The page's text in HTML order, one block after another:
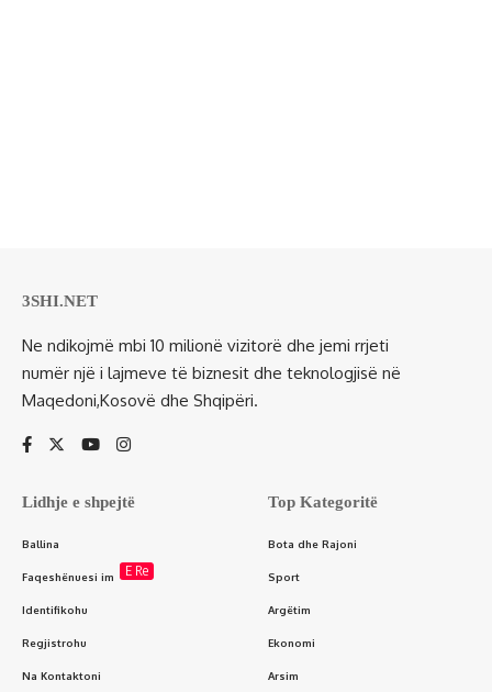
3SHI.NET
Ne ndikojmë mbi 10 milionë vizitorë dhe jemi rrjeti
numër një i lajmeve të biznesit dhe teknologjisë në
Maqedoni,Kosovë dhe Shqipëri.
Lidhje e shpejtë
Ballina
Faqeshënuesi im E Re
Identifikohu
Regjistrohu
Na Kontaktoni
Top Kategoritë
Bota dhe Rajoni
Sport
Argëtim
Ekonomi
Arsim